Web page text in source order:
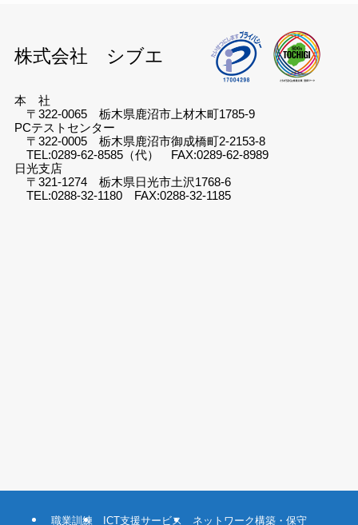
株式会社 シブエ
本 社
〒322-0065 栃木県鹿沼市上材木町1785-9
PCテストセンター
〒322-0005 栃木県鹿沼市御成橋町2-2153-8
TEL:0289-62-8585（代） FAX:0289-62-8989
日光支店
〒321-1274 栃木県日光市土沢1768-6
TEL:0288-32-1180 FAX:0288-32-1185
職業訓練 ICT支援サービス ネットワーク構築・保守